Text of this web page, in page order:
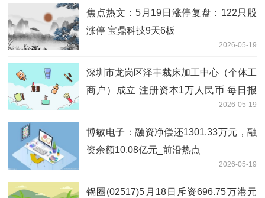
焦点热文：5月19日涨停复盘：122只股
涨停 宝鼎科技9天6板
2026-05-19
深圳市龙岗区泽丰裁床加工中心（个体工
商户）成立 注册资本1万人民币 每日报
2026-05-19
博敏电子：融资净偿还1301.33万元，融
资余额10.08亿元_前沿热点
2026-05-19
锅圈(02517)5月18日斥资696.75万港元